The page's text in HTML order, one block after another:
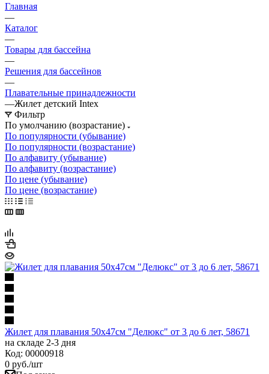
Главная
—
Каталог
—
Товары для бассейна
—
Решения для бассейнов
—
Плавательные принадлежности
—Жилет детский Intex
Фильтр
По умолчанию (возрастание)
По популярности (убывание)
По популярности (возрастание)
По алфавиту (убывание)
По алфавиту (возрастание)
По цене (убывание)
По цене (возрастание)
Жилет для плавания 50х47см "Делюкс" от 3 до 6 лет, 58671
на складе 2-3 дня
Код: 00000918
0 руб./шт